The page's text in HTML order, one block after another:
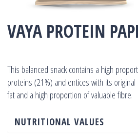
VAYA PROTEIN
This balanced snack contains a high
proteins (21%) and entices with its
fat and a high proportion of valuable fibre.
NUTRITIONAL VALUES